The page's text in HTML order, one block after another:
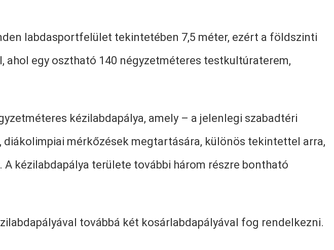
labdasportfelület tekintetében 7,5 méter, ezért a földszinti
egy osztható 140 négyzetméteres testkultúraterem,
kézilabdapálya, amely – a jelenlegi szabadtéri
mérkőzések megtartására, különös tekintettel arra,
kézilabdapálya területe további három részre bontható
továbbá két kosárlabdapályával fog rendelkezni.